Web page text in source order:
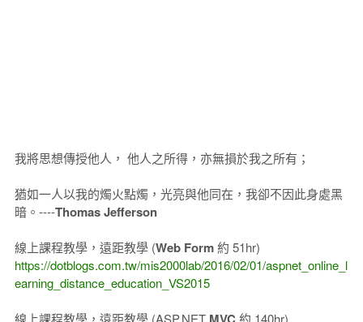
我將思想傳授他人， 他人之所得，亦無損於我之所有；
猶如一人以我的燭火點燭，光亮與他同在，我卻不因此身處黑
暗。----Thomas Jefferson
線上課程教學，遠距教學 (Web Form約 51hr)
https://dotblogs.com.tw/mis2000lab/2016/02/01/aspnet_online_l
earning_distance_education_VS2015
線上課程教學，遠距教學 (ASP.NET
約 140hr)